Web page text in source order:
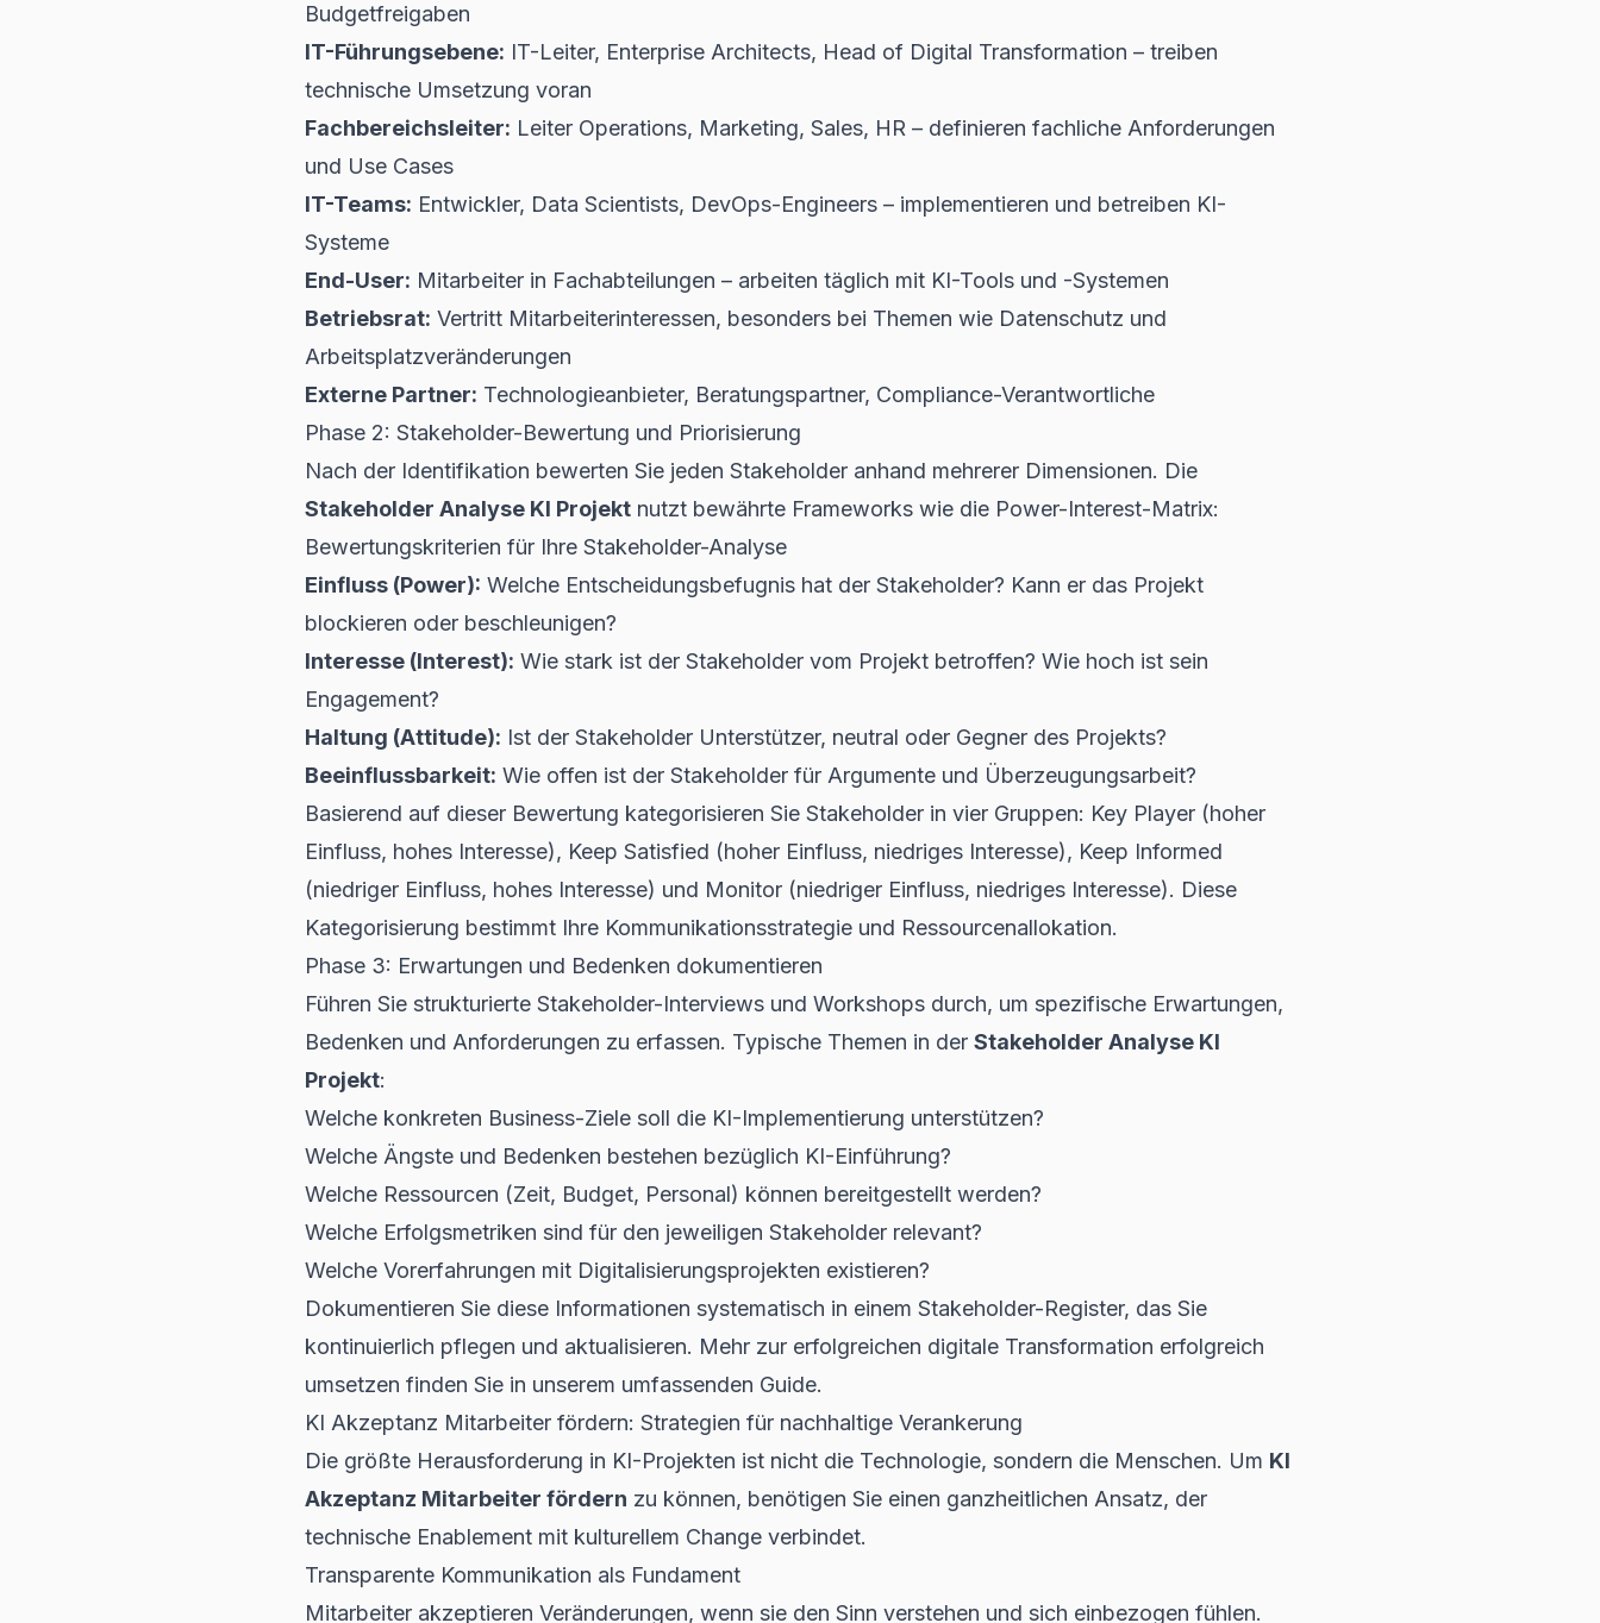
Budgetfreigaben
IT-Führungsebene: IT-Leiter, Enterprise Architects, Head of Digital Transformation – treiben
technische Umsetzung voran
Fachbereichsleiter: Leiter Operations, Marketing, Sales, HR – definieren fachliche Anforderungen
und Use Cases
IT-Teams: Entwickler, Data Scientists, DevOps-Engineers – implementieren und betreiben KI-
Systeme
End-User: Mitarbeiter in Fachabteilungen – arbeiten täglich mit KI-Tools und -Systemen
Betriebsrat: Vertritt Mitarbeiterinteressen, besonders bei Themen wie Datenschutz und
Arbeitsplatzveränderungen
Externe Partner: Technologieanbieter, Beratungspartner, Compliance-Verantwortliche
Phase 2: Stakeholder-Bewertung und Priorisierung
Nach der Identifikation bewerten Sie jeden Stakeholder anhand mehrerer Dimensionen. Die
Stakeholder Analyse KI Projekt nutzt bewährte Frameworks wie die Power-Interest-Matrix:
Bewertungskriterien für Ihre Stakeholder-Analyse
Einfluss (Power): Welche Entscheidungsbefugnis hat der Stakeholder? Kann er das Projekt
blockieren oder beschleunigen?
Interesse (Interest): Wie stark ist der Stakeholder vom Projekt betroffen? Wie hoch ist sein
Engagement?
Haltung (Attitude): Ist der Stakeholder Unterstützer, neutral oder Gegner des Projekts?
Beeinflussbarkeit: Wie offen ist der Stakeholder für Argumente und Überzeugungsarbeit?
Basierend auf dieser Bewertung kategorisieren Sie Stakeholder in vier Gruppen: Key Player (hoher
Einfluss, hohes Interesse), Keep Satisfied (hoher Einfluss, niedriges Interesse), Keep Informed
(niedriger Einfluss, hohes Interesse) und Monitor (niedriger Einfluss, niedriges Interesse). Diese
Kategorisierung bestimmt Ihre Kommunikationsstrategie und Ressourcenallokation.
Phase 3: Erwartungen und Bedenken dokumentieren
Führen Sie strukturierte Stakeholder-Interviews und Workshops durch, um spezifische Erwartungen,
Bedenken und Anforderungen zu erfassen. Typische Themen in der Stakeholder Analyse KI
Projekt:
Welche konkreten Business-Ziele soll die KI-Implementierung unterstützen?
Welche Ängste und Bedenken bestehen bezüglich KI-Einführung?
Welche Ressourcen (Zeit, Budget, Personal) können bereitgestellt werden?
Welche Erfolgsmetriken sind für den jeweiligen Stakeholder relevant?
Welche Vorerfahrungen mit Digitalisierungsprojekten existieren?
Dokumentieren Sie diese Informationen systematisch in einem Stakeholder-Register, das Sie
kontinuierlich pflegen und aktualisieren. Mehr zur erfolgreichen digitale Transformation erfolgreich
umsetzen finden Sie in unserem umfassenden Guide.
KI Akzeptanz Mitarbeiter fördern: Strategien für nachhaltige Verankerung
Die größte Herausforderung in KI-Projekten ist nicht die Technologie, sondern die Menschen. Um KI
Akzeptanz Mitarbeiter fördern zu können, benötigen Sie einen ganzheitlichen Ansatz, der
technische Enablement mit kulturellem Change verbindet.
Transparente Kommunikation als Fundament
Mitarbeiter akzeptieren Veränderungen, wenn sie den Sinn verstehen und sich einbezogen fühlen.